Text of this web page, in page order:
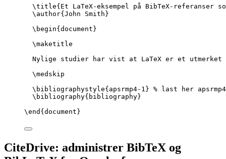
\title{Et LaTeX-eksempel på BibTeX-
\author{John Smith}
\begin{ document }
\maketitle
Nylige studier har vist at LaTeX er et utmerket
\medskip
\bibliographystyle{apsrmp4-1} % last her
\bibliography{bibliography}
\end { document }
CiteDrive: administrer BibTeX og